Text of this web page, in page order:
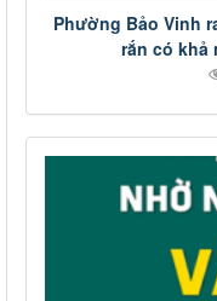
Phường Bảo Vinh
rắn có khả